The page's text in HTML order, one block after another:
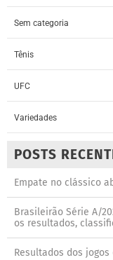
Sem categoria
Tênis
UFC
Variedades
POSTS
Empate no clássico
Brasileirão Série A/
os resultados,
Resultados dos